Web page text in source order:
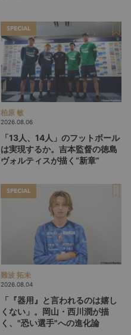
SPECIAL
柏原 敏
2026.08.06
「13人、14人」のフットボール
は実現するか。吉本監督の徳島
ヴォルティスが描く“新章”
SPECIAL
難波 拓未
2026.08.04
「『器用』と言われるのは嬉し
くない」。岡山・西川潤が描
く、"恐い選手"への進化論